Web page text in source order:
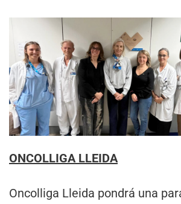
ONCOLLIGA LLEIDA
Oncolliga Lleida pondrá una